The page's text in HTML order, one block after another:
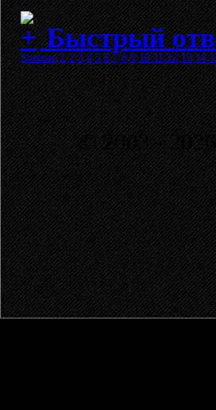
Быстрый
Sitemap 1 2 3 4 5 6 7 8 9 10 11 12 13 14
© 2003 -